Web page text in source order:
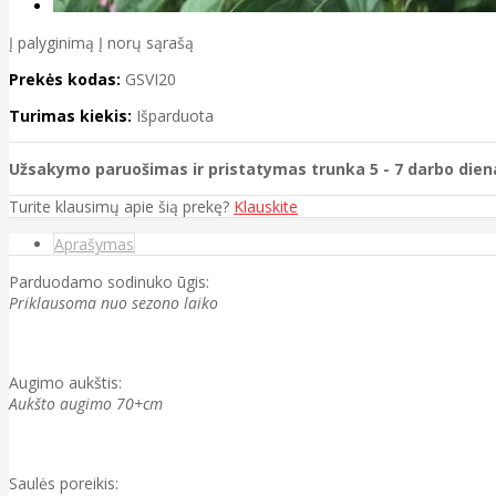
Į palyginimą Į norų sąrašą
Prekės kodas: GSVI20
Turimas kiekis: Išparduota
Užsakymo paruošimas ir pristatymas trunka 5 - 7 darbo
Turite klausimų apie šią prekę? Klauskite
Aprašymas
Parduodamo sodinuko ūgis:
Priklausoma nuo sezono laiko
Augimo aukštis:
Aukšto augimo 70+cm
Saulės poreikis: